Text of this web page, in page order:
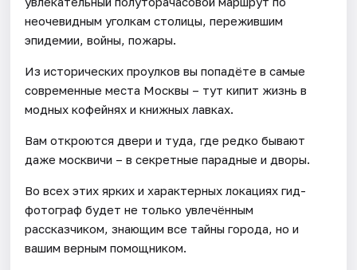
неочевидным уголкам столицы, пережившим
эпидемии, войны, пожары.
Из исторических проулков вы попадёте в самые
современные места Москвы – тут кипит жизнь в
модных кофейнях и книжных лавках.
Вам откроются двери и туда, где редко бывают
даже москвичи – в секретные парадные и дворы.
Во всех этих ярких и характерных локациях гид-
фотограф будет не только увлечённым
рассказчиком, знающим все тайны города, но и
вашим верным помощником.